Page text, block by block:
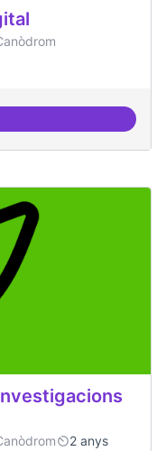
i capa digital
2 anys